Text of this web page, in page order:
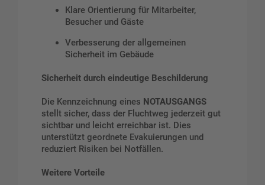
Klare Orientierung für Mitarbeiter,
Besucher und Gäste
Verbesserung der allgemeinen
Sicherheit im Gebäude
Sicherheit durch eindeutige Beschilderung
Die Kennzeichnung eines NOTAUSGANGS
stellt sicher, dass der Fluchtweg jederzeit gut
sichtbar und leicht erreichbar ist. Dies
unterstützt geordnete Evakuierungen und
reduziert Risiken bei Notfällen.
Weitere Vorteile